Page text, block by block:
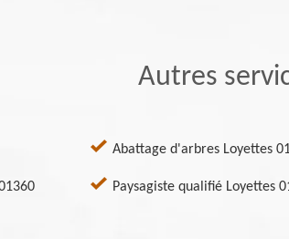
Autres
Abattage d'arbres Loyettes
Paysagiste qualifié Loyettes